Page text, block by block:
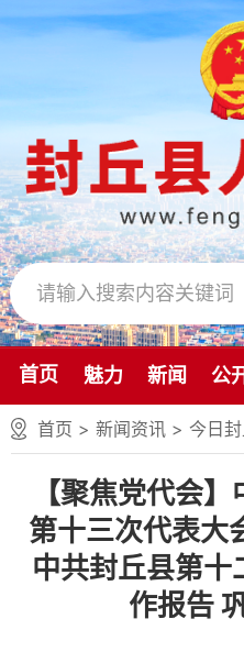
首页 魅力 新闻 公
首页 > 新闻资讯 > 今日
【聚焦党代会
第十三次代表大
中共封丘县第十
作报告